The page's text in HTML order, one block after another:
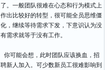
了。一般团队很难在心态和行为模式上
作出比较好的转型，很可能全员思维僵
化，继续等待需求下发，下意识认为没
有需求就等于没有工作。
你可能会想，此时团队应该换血，招
聘新人加入。可少数新员工很难影响到